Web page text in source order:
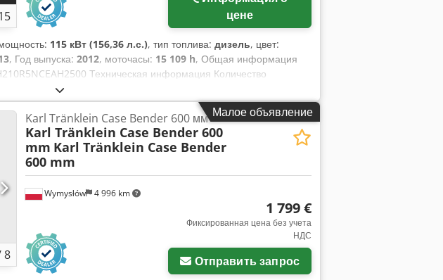
цене
115 кВт (156,36 л.с.), тип топлива: дизель, цвет:
, Год выпуска: 2012, моточасы: 15 109 h, Общая информация
Техническая информация Количество
Функционально Рабочая ширина: 300 см Сертификат CE: да
хорошее Внешнее состояние: очень хорошее Финансовая
En Nde Ag Der Гарантия: из первых рук, полная
- 80% гусеничного хода - В комплекте 3 ковша: 1300
Опционально с TOPCON 3D-СИСТЕМОЙ 2021 года
Малое объявление
8
Wymysłów 4 996 km
Karl Tränklein Case Bender 600 мм
Karl Tränklein Case Bender 600
mm Karl Tränklein Case Bender
600 mm
1 799 €
Фиксированная цена без учета
НДС
Отправить запрос